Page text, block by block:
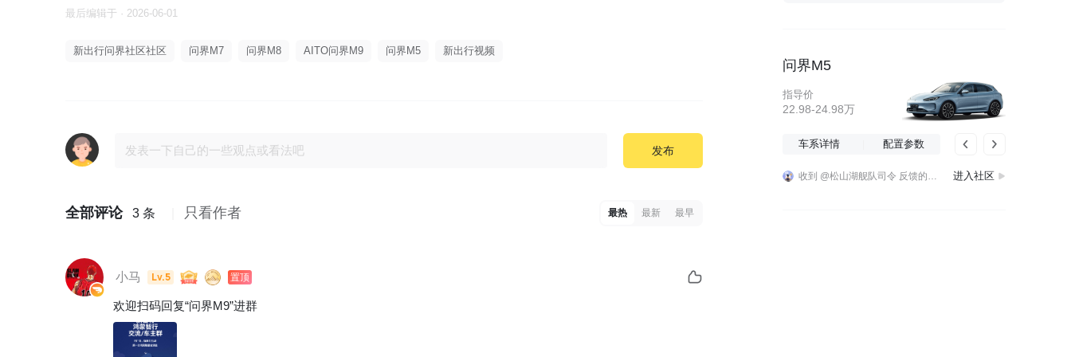
最后编辑于 · 2026-06-01
新出行问界社区社区 问界M7 问界M8 AITO问界M9 问界M5 新出行视频
发布
全部评论 3 条 只看作者 最热 最新 最早
小马 Lv.5 置顶
欢迎扫码回复“问界M9”进群
问界M5
指导价
22.98-24.98万
车系详情 配置参数
《新出行鸿蒙原生app新版本上线》版本号：4.18.23更新时间：2026年8月3日更新内容：1.新增“新车日历”功能2.新增“车系精选”功能3.新增群聊列表和
进入社区